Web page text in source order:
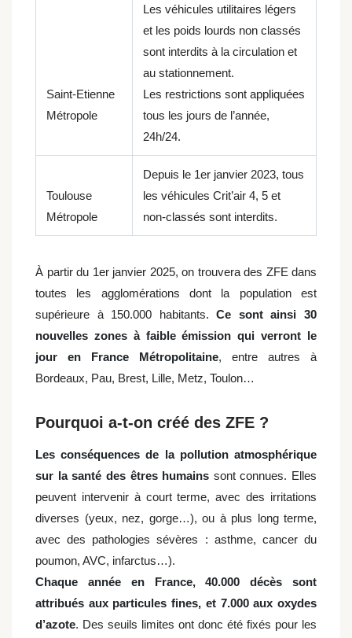
Saint-Etienne
Métropole
Les véhicules utilitaires légers
et les poids lourds non classés
sont interdits à la circulation et
au stationnement.
Les restrictions sont appliquées
tous les jours de l’année,
24h/24.
Toulouse
Métropole
Depuis le 1er janvier 2023, tous
les véhicules Crit’air 4, 5 et
non-classés sont interdits.
À partir du 1er janvier 2025, on trouvera des ZFE dans
toutes les agglomérations dont la population est
supérieure à 150.000 habitants.Ce sont ainsi 30
nouvelles zones à faible émission qui verront le
jour en France Métropolitaine, entre autres à
Bordeaux, Pau, Brest, Lille, Metz, Toulon…
Pourquoi a-t-on créé des ZFE ?
Les conséquences de la pollution atmosphérique
sur la santé des êtres humains sont connues. Elles
peuvent intervenir à court terme, avec des irritations
diverses (yeux, nez, gorge…), ou à plus long terme,
avec des pathologies sévères : asthme, cancer du
poumon, AVC, infarctus…).
Chaque année en France, 40.000 décès sont
attribués aux particules fines, et 7.000 aux oxydes
d’azote. Des seuils limites ont donc été fixés pour les